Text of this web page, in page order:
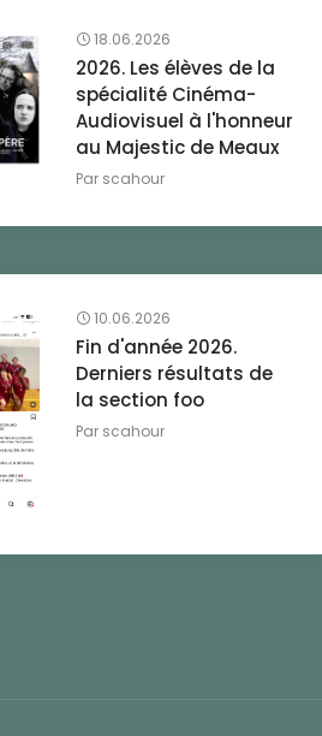
18.06.2026
2026. Les élèves de la
spécialité Cinéma-
Audiovisuel à l'honneur
au Majestic de Meaux
Par scahour
10.06.2026
Fin d'année 2026.
Derniers résultats de
la section foo
Par scahour